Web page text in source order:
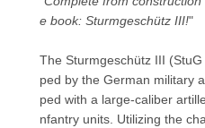
e book: Sturmgeschütz III!"
The Sturmgeschütz III
ped by the German military
ped with a large-caliber
nfantry units. Utilizing the